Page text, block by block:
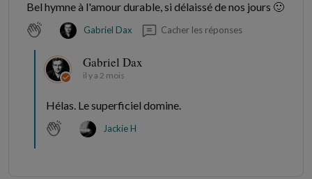
Bel hymne à l'amour durable, si délaissé de nos jours 🙂
Gabriel Dax Cacher les réponses
Gabriel Dax
il y a 2 mois
Hélas. Le superficiel domine.
Jackie H